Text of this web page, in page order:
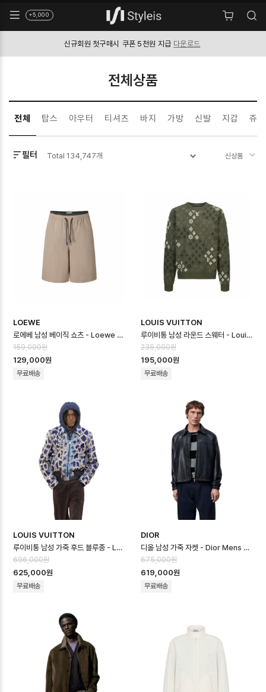
+5,000
신규회원 첫구매시 쿠폰 5천원 지급 다운로드
전체상품
전체 탑스 아우터 티셔츠 바지 가방 신발 지갑 쥬
필터 Total 134,747개
LOEWE
로에베 남성 베이직 쇼츠 - Loewe Mens Basic Shorts - loc16667…
159,000원
129,000원
무료배송
LOUIS VUITTON
루이비통 남성 라운드 스웨터 - Louis vuitton Mens Round Sweater…
236,000원
195,000원
무료배송
LOUIS VUITTON
루이비통 남성 가죽 후드 블루종 - Louis vuitton Mens Leather Hoo…
696,000원
625,000원
무료배송
DIOR
디올 남성 가죽 자켓 - Dior Mens Leather Jacket - dic16664x
675,000원
619,000원
무료배송